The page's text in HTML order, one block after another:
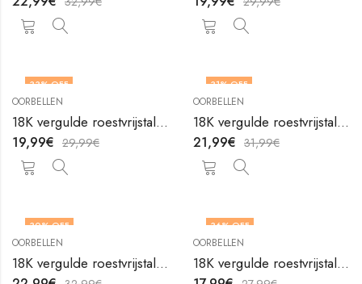
33% OFF
OORBELLEN
18K vergulde roestvrijstalen oorbellen Hearts van V&F Juweliers
19,99€ 29,99€
31% OFF
OORBELLEN
18K vergulde roestvrijstalen oorbellen Hearts van V&F Juweliers
21,99€ 31,99€
30% OFF
OORBELLEN
18K vergulde roestvrijstalen oorbellen Hearts van V&F Juweliers
36% OFF
OORBELLEN
18K vergulde roestvrijstalen oorbellen Hearts van V&F Juweliers